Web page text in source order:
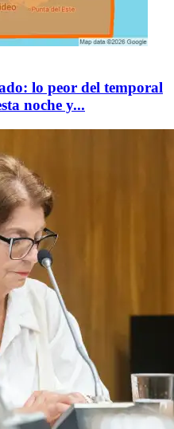
lo peor del temporal
noche y...